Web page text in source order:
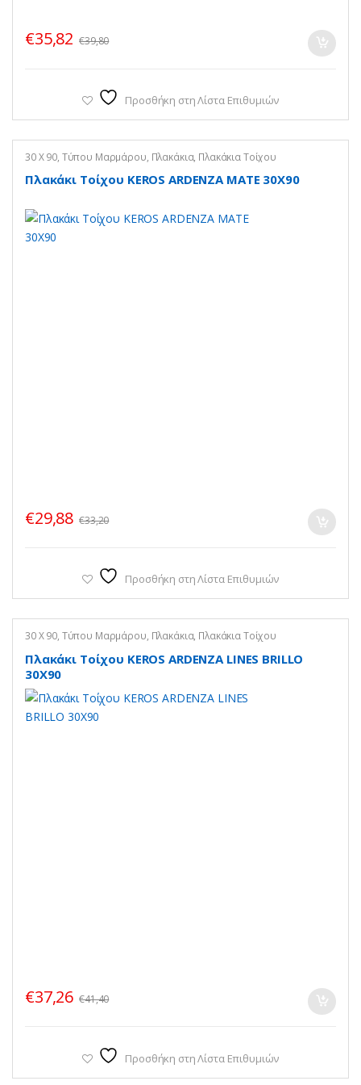
€35,82 €39,80
Προσθήκη στη Λίστα Επιθυμιών
30 X 90, Τύπου Μαρμάρου, Πλακάκια, Πλακάκια Τοίχου
Πλακάκι Τοίχου KEROS ARDENZA MATE 30X90
€29,88 €33,20
Προσθήκη στη Λίστα Επιθυμιών
30 X 90, Τύπου Μαρμάρου, Πλακάκια, Πλακάκια Τοίχου
Πλακάκι Τοίχου KEROS ARDENZA LINES BRILLO
30X90
€37,26 €41,40
Προσθήκη στη Λίστα Επιθυμιών